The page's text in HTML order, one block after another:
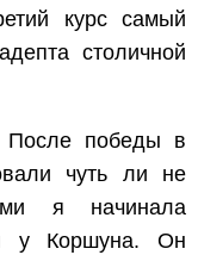
курс самый
столичной
После победы в
чуть ли не
я начинала
у Коршуна. Он